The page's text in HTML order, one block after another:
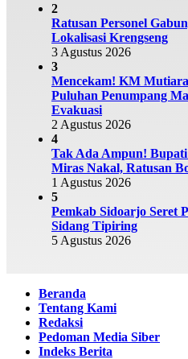
2
Ratusan Personel
Lokalisasi Krengseng
3 Agustus 2026
3
Mencekam! KM
Puluhan Penumpang
Evakuasi
2 Agustus 2026
4
Tak Ada Ampun!
Miras Nakal, Ratusan
1 Agustus 2026
5
Pemkab Sidoarjo Seret
Sidang Tipiring
5 Agustus 2026
Beranda
Tentang Kami
Redaksi
Pedoman Media Siber
Indeks Berita